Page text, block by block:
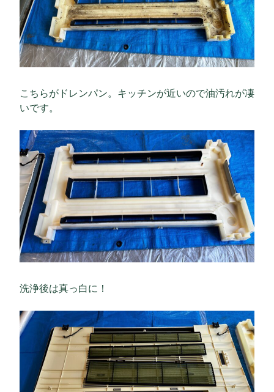
こちらがドレンパン。キッチンが近いので油汚れが凄
いです。
洗浄後は真っ白に！